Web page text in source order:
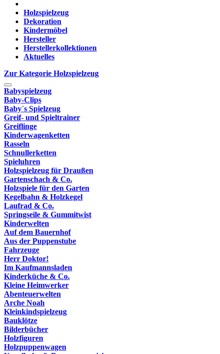
Holzspielzeug
Dekoration
Kindermöbel
Hersteller
Herstellerkollektionen
Aktuelles
Zur Kategorie Holzspielzeug
Babyspielzeug
Baby-Clips
Baby´s Spielzeug
Greif- und Spieltrainer
Greiflinge
Kinderwagenketten
Rasseln
Schnullerketten
Spieluhren
Holzspielzeug für Draußen
Gartenschach & Co.
Holzspiele für den Garten
Kegelbahn & Holzkegel
Laufrad & Co.
Springseile & Gummitwist
Kinderwelten
Auf dem Bauernhof
Aus der Puppenstube
Fahrzeuge
Herr Doktor!
Im Kaufmannsladen
Kinderküche & Co.
Kleine Heimwerker
Abenteuerwelten
Arche Noah
Kleinkindspielzeug
Bauklötze
Bilderbücher
Holzfiguren
Holzpuppenwagen